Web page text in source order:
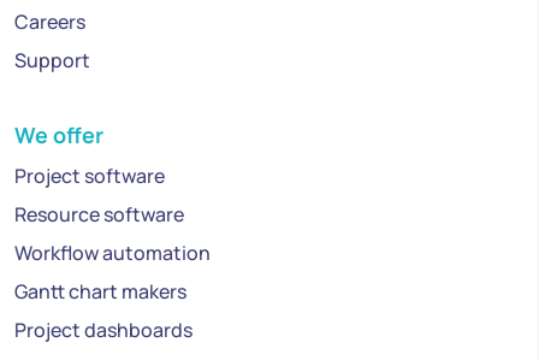
Careers
Support
We offer
Project software
Resource software
Workflow automation
Gantt chart makers
Project dashboards